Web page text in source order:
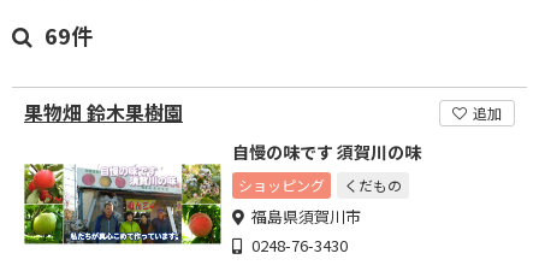
69件
果物畑 鈴木果樹園 追加
自慢の味です 須賀川の味
ショッピング くだもの
福島県須賀川市
0248-76-3430